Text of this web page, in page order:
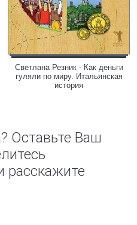
Светлана Резник - Как деньги
гуляли по миру. Итальянская
история
Оставьте Ваш
расскажите